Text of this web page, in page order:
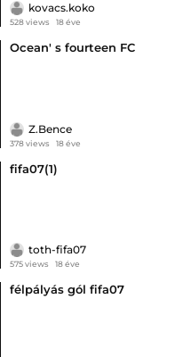
kovacs.koko
528 views 18 éve
Ocean' s fourteen FC
Z.Bence
378 views 18 éve
fifa07(1)
toth-fifa07
575 views 18 éve
félpályás gól fifa07